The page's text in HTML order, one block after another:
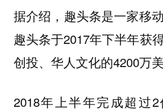
据介绍，趣头条是一家移
趣头条于2017年下半年获
创投、华人文化的4200万
2018年上半年完成超过